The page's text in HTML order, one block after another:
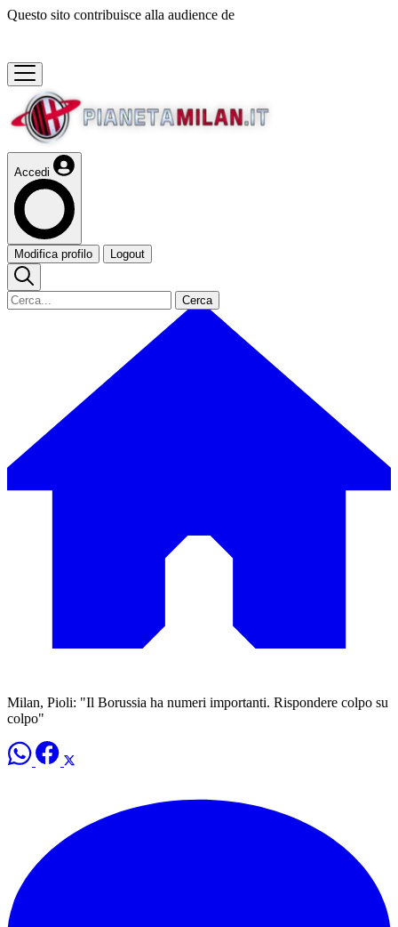
Questo sito contribuisce alla audience de
Accedi
Modifica profilo Logout
Cerca
Milan, Pioli: "Il Borussia ha numeri importanti. Rispondere colpo su
colpo"